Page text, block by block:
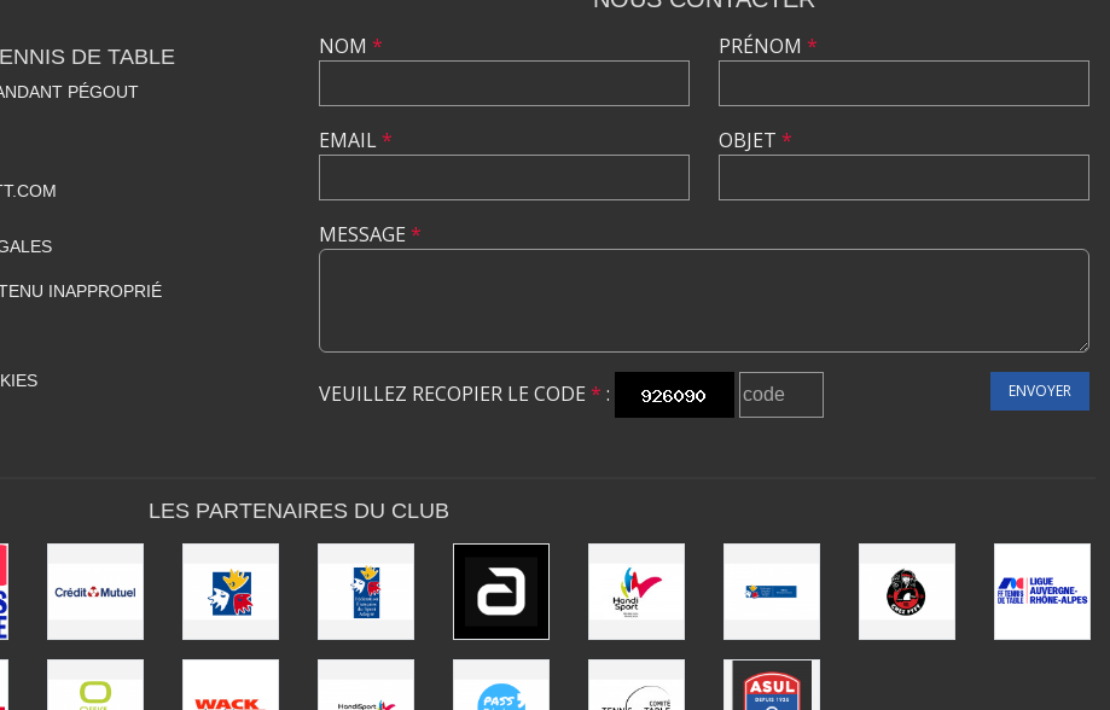
DE TABLE
PÉGOUT
INAPPROPRIÉ
NOM *
EMAIL*
PRÉNOM *
OBJET *
MESSAGE *
VEUILLEZ RECOPIER LE CODE * : ENVOYER
LES PARTENAIRES DU CLUB